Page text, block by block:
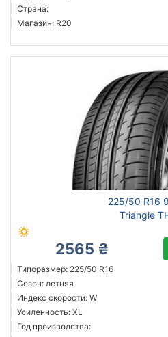
Страна:
Магазин: R20
225/50 R16
Triangle
2565 ₴
Типоразмер: 225/50 R16
Сезон: летняя
Индекс скорости: W
Усиленность: XL
Год производства: